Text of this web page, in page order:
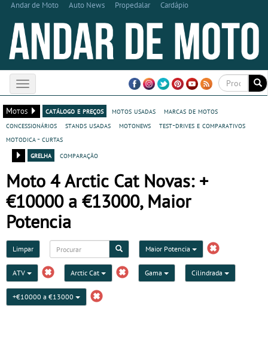
Andar de Moto Auto News Propedalar Cardápio
Toggle
navigation
Motos
catálogo e preços motos usadas
marcas de motos
concessionários
stands usadas motonews
test-drives e comparativos
motodica - curtas
grelha
comparação
Moto 4 Arctic Cat Novas: +
€10000 a €13000, Maior
Potencia
Limpar Maior Potencia
ATV Arctic Cat Gama Cilindrada
+€10000 a €13000